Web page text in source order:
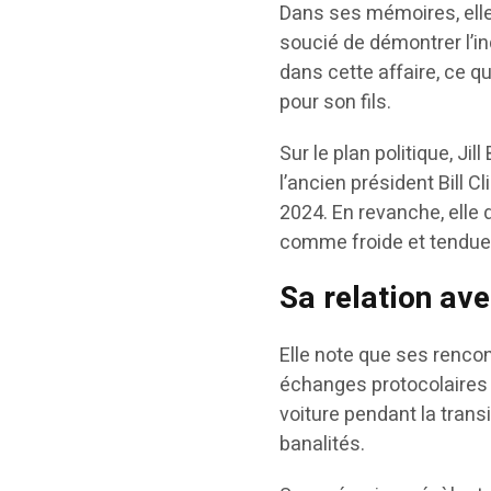
Dans ses mémoires,
soucié de démontrer
dans cette affaire, ce
pour son fils.
Sur le plan politique,
l’ancien président Bill
2024. En revanche,
comme froide et
Sa relation
Elle note que ses
échanges
voiture pendant la
banalités.